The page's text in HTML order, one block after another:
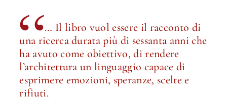
… Il libro vuol essere il racconto di
una ricerca durata più di sessanta anni che
ha avuto come obiettivo, di rendere
l’architettura un linguaggio capace di
esprimere emozioni, speranze, scelte e
rifiuti.